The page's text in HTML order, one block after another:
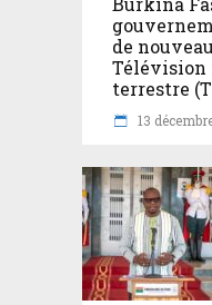
de
Télévision
terrestre
13